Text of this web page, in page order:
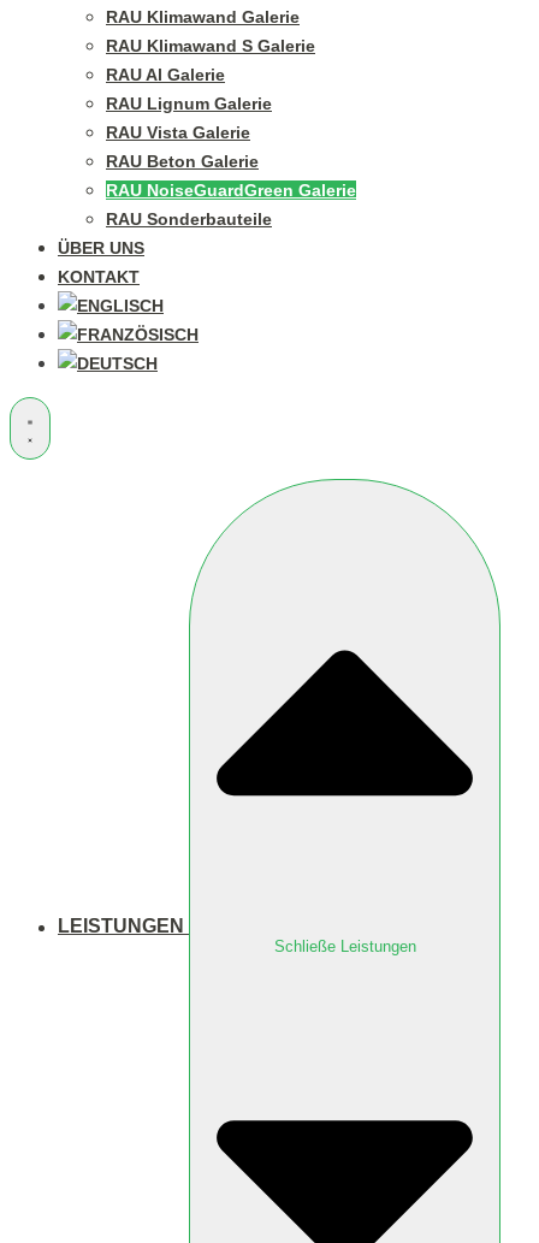
RAU Klimawand Galerie
RAU Klimawand S Galerie
RAU Al Galerie
RAU Lignum Galerie
RAU Vista Galerie
RAU Beton Galerie
RAU NoiseGuardGreen Galerie
RAU Sonderbauteile
ÜBER UNS
KONTAKT
LEISTUNGEN
Schließe Leistungen